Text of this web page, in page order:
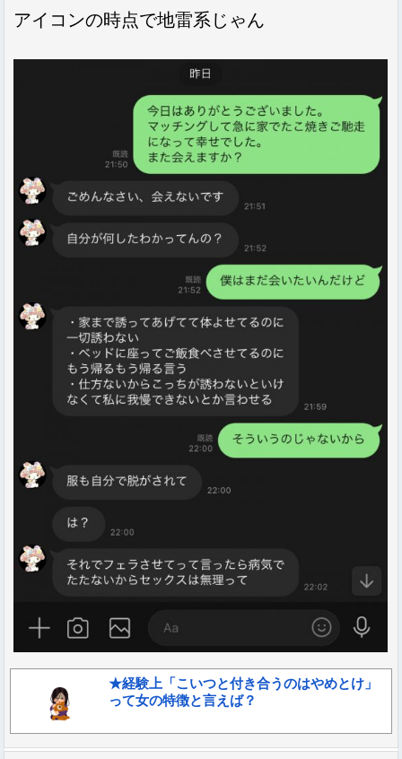
アイコンの時点で地雷系じゃん
★経験上「こいつと付き合うのはやめとけ」
って女の特徴と言えば？